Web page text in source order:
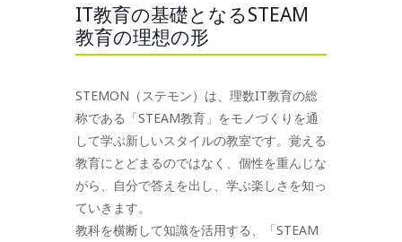
IT教育の基礎となるSTEAM
教育の理想の形
STEMON（ステモン）は、理数IT教育の総
称である「STEAM教育」をモノづくりを通
して学ぶ新しいスタイルの教室です。覚える
教育にとどまるのではなく、個性を重んじな
がら、自分で答えを出し、学ぶ楽しさを知っ
ていきます。
教科を横断して知識を活用する、「STEAM